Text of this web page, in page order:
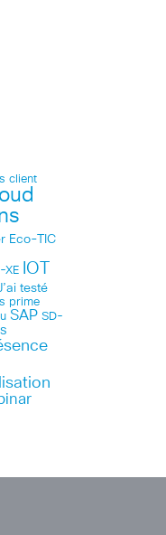
client
Eco-TIC
XE IOT
testé
prime
SAP SD-